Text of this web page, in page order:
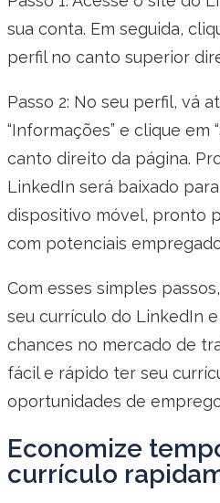
sua conta. Em seguida,
perfil no canto superior
Passo 2: No seu perfil, vá
“Informações” e clique em
canto direito da página.
LinkedIn será baixado
dispositivo móvel, pronto
com potenciais
Com esses simples
seu currículo do LinkedIn
chances no mercado de
fácil e rápido ter seu
oportunidades de
Economize
currículo